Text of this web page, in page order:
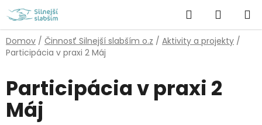
Prejsť
na
obsah
Hľadať
KOŠÍK
Domov / Činnosť Silnejší slabším o.z / Aktivity a projekty /
Participácia v praxi 2 Máj
Participácia v praxi 2
Máj